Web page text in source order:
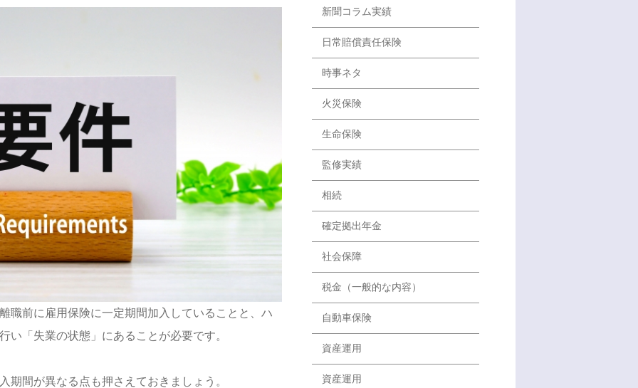
職前に雇用保険に一定期間加入していることと、ハ
い「失業の状態」にあることが必要です。
期間が異なる点も押さえておきましょう。
新聞コラム実績
日常賠償責任保険
時事ネタ
火災保険
生命保険
監修実績
相続
確定拠出年金
社会保障
税金（一般的な内容）
自動車保険
資産運用
資産運用